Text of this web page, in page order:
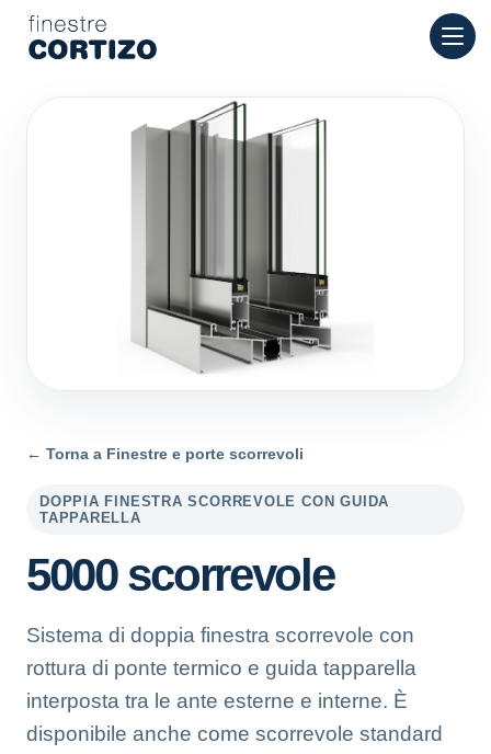
Finestre Cortizo è una rete specializzata in finestre in
Prodotti
Rete vendita
← Torna a Finestre e porte scorrevoli
DOPPIA FINESTRA SCORREVOLE CON GUIDA
TAPPARELLA
5000 scorrevole
Sistema di doppia finestra scorrevole con
rottura di ponte termico e guida tapparella
interposta tra le ante esterne e interne. È
disponibile anche come scorrevole standard